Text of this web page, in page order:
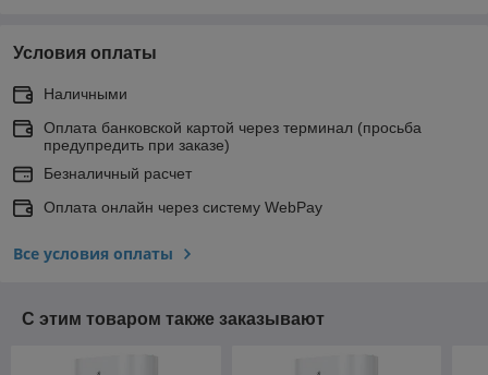
Условия оплаты
Наличными
Оплата банковской картой через терминал (просьба
предупредить при заказе)
Безналичный расчет
Оплата онлайн через систему WebPay
Все условия оплаты
С этим товаром также заказывают